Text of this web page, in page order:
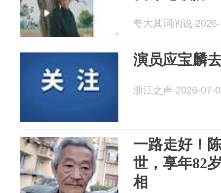
夸大其词的说
演员应宝麟
浙江之声 2026-07-
一路走好！
世，享年82
相